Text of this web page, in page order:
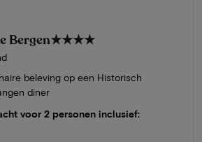
Bergen★★★★
beleving op een Historisch
diner
voor 2 personen inclusief: